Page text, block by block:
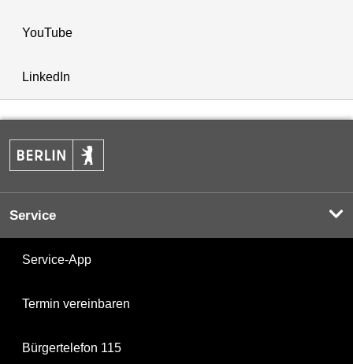
YouTube
LinkedIn
Service
Service-App
Termin vereinbaren
Bürgertelefon 115